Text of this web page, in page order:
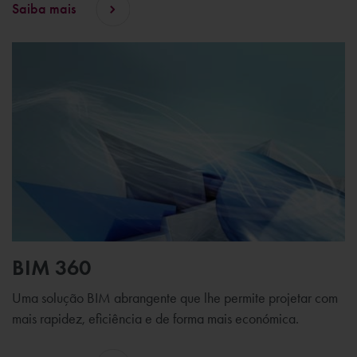
Saiba mais
BIM 360
Uma solução BIM abrangente que lhe permite projetar com
mais rapidez, eficiência e de forma mais económica.